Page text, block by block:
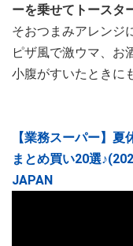
ーを乗せてトースタ
そおつまみアレンジ
ピザ風で激ウマ、お
小腹がすいたときに
【業務スーパー】
まとめ買い20選
JAPAN